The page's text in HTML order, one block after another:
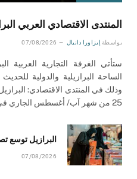
المنتدى الاقتصادي العربي
بواسطة إيزاورا دانيال 07/08/2026
ستأتي الغرفة التجارية العربية
الساحة البرازيلية والدولية
وذلك في المنتدى الاقتصادي:
25 من شهر آب/ أغسطس الجاري في مدينة ساو باولو. والحضور مجاناً.
البرازيل توسع
07/08/2026